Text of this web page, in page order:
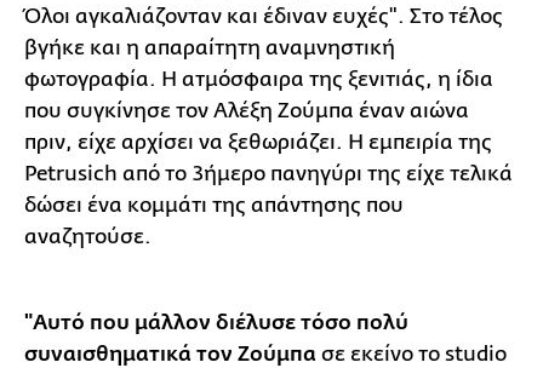
Όλοι αγκαλιάζονταν και έδιναν ευχές". Στο τέλος
βγήκε και η απαραίτητη αναμνηστική
φωτογραφία. Η ατμόσφαιρα της ξενιτιάς, η ίδια
που συγκίνησε τον Αλέξη Ζούμπα έναν αιώνα
πριν, είχε αρχίσει να ξεθωριάζει. Η εμπειρία της
Petrusich από το 3ήμερο πανηγύρι της είχε τελικά
δώσει ένα κομμάτι της απάντησης που
αναζητούσε.
"Αυτό που μάλλον διέλυσε τόσο πολύ
συναισθηματικά τον Ζούμπα σε εκείνο το studio